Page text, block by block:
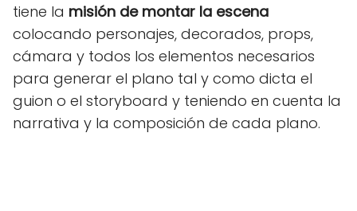
tiene la misión de montar la escena
colocando personajes, decorados, props,
cámara y todos los elementos necesarios
para generar el plano tal y como dicta el
guion o el storyboard y teniendo en cuenta la
narrativa y la composición de cada plano.